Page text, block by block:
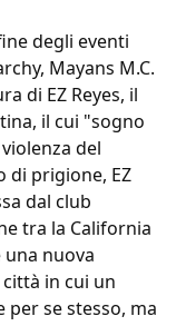
degli eventi
Mayans M.C.
di EZ Reyes, il
il cui "sogno
del
di prigione, EZ
dal club
tra la California
una nuova
in cui un
se stesso, ma